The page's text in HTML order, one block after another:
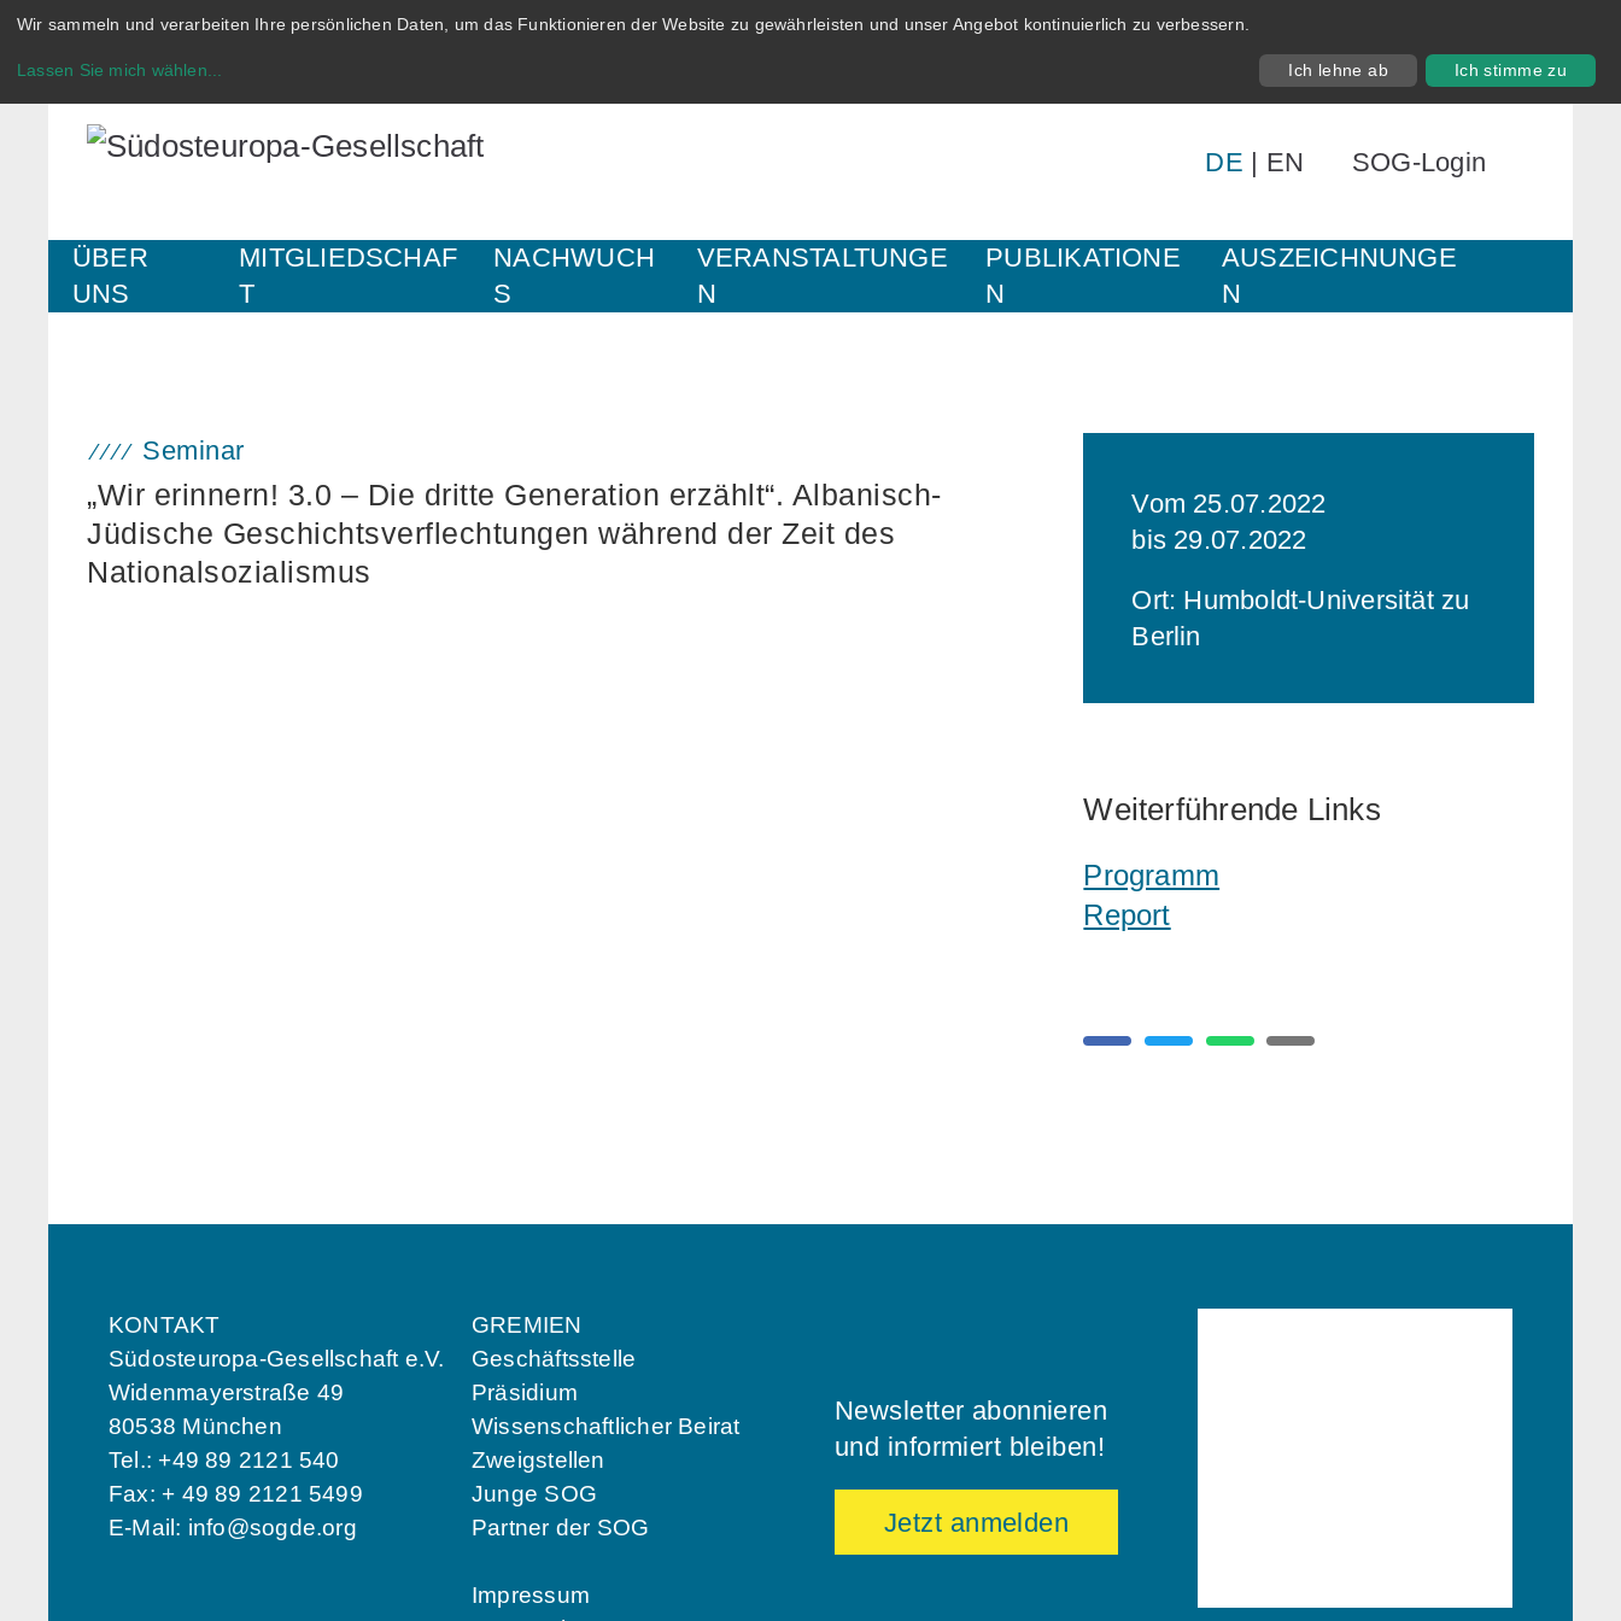
Wir sammeln und verarbeiten Ihre persönlichen Daten, um das Funktionieren der Website zu gewährleisten und unser Angebot kontinuierlich zu verbessern.
Lassen Sie mich wählen... Ich lehne ab Ich stimme zu
DE | EN SOG-Login
ÜBER
UNS
MITGLIEDSCHAF
T
NACHWUCH
S
VERANSTALTUNGE
N
PUBLIKATIONE
N
AUSZEICHNUNGE
N
Seminar
„Wir erinnern! 3.0 – Die dritte Generation erzählt“. Albanisch-
Jüdische Geschichtsverflechtungen während der Zeit des
Nationalsozialismus
Vom 25.07.2022
bis 29.07.2022
Ort: Humboldt-Universität zu
Berlin
Weiterführende Links
Programm
Report
KONTAKT
Südosteuropa-Gesellschaft e.V.
Widenmayerstraße 49
80538 München
Tel.: +49 89 2121 540
Fax: + 49 89 2121 5499
E-Mail: info@sogde.org
GREMIEN
Geschäftsstelle
Präsidium
Wissenschaftlicher Beirat
Zweigstellen
Junge SOG
Partner der SOG
Impressum
Newsletter abonnieren
und informiert bleiben!
Jetzt anmelden